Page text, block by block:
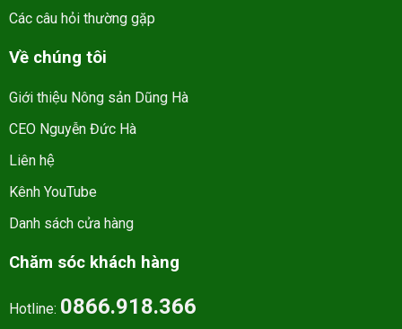
Các câu hỏi thường gặp
Về chúng tôi
Giới thiệu Nông sản Dũng Hà
CEO Nguyễn Đức Hà
Liên hệ
Kênh YouTube
Danh sách cửa hàng
Chăm sóc khách hàng
Hotline: 0866.918.366